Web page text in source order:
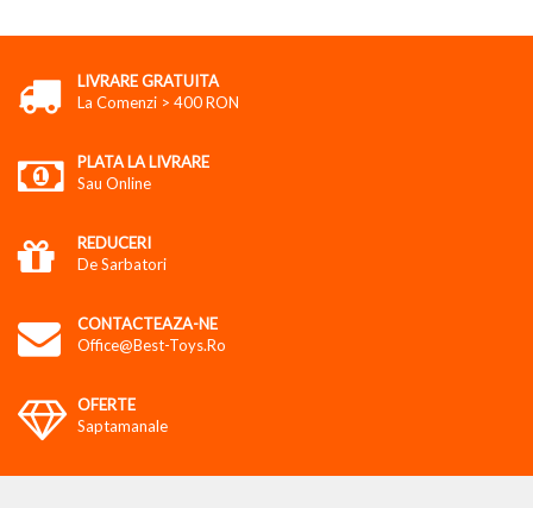
LIVRARE GRATUITA
La Comenzi > 400 RON
PLATA LA LIVRARE
Sau Online
REDUCERI
De Sarbatori
CONTACTEAZA-NE
Office@best-Toys.ro
OFERTE
Saptamanale